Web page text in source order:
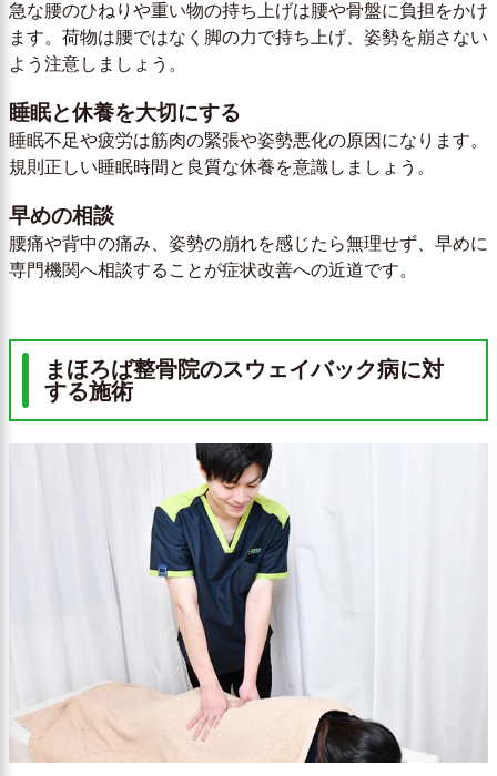
急な腰のひねりや重い物の持ち上げは腰や骨盤に負担をかけ
ます。荷物は腰ではなく脚の力で持ち上げ、姿勢を崩さない
よう注意しましょう。
睡眠と休養を大切にする
睡眠不足や疲労は筋肉の緊張や姿勢悪化の原因になります。
規則正しい睡眠時間と良質な休養を意識しましょう。
早めの相談
腰痛や背中の痛み、姿勢の崩れを感じたら無理せず、早めに
専門機関へ相談することが症状改善への近道です。
まほろば整骨院のスウェイバック病に対
する施術